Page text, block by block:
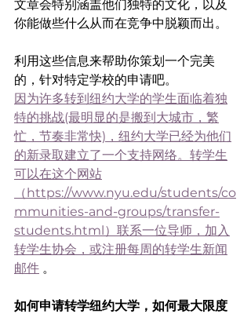
文章会特别涵盖他们独特的文化，以及
你能做些什么从而在竞争中脱颖而出。
利用这些信息来帮助你策划一个完美
的，针对特定学校的申请吧。
因为许多转到纽约大学的学生面临着独
特的挑战(最明显的是搬到大城市，繁
忙，节奏非常快)，纽约大学已经为他们
的新录取建立了一个支持网络。转学生
可以在这个网站
（https://www.nyu.edu/students/co
mmunities-and-groups/transfer-
students.html）联系一位导师，加入
转学生协会，或注册每周的转学生新闻
邮件 。
如何申请转学纽约大学，如何最大限度